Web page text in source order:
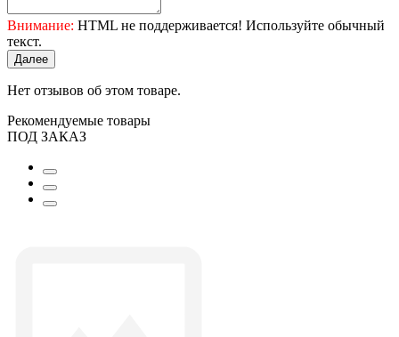
Внимание: HTML не поддерживается! Используйте обычный
текст.
Далее
Нет отзывов об этом товаре.
Рекомендуемые товары
ПОД ЗАКАЗ